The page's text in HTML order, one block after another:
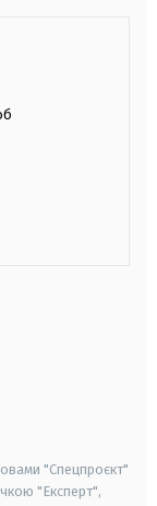
"Спецпроєкт"
"Експерт",